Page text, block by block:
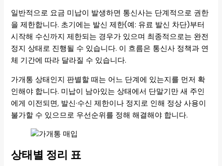
일반적으로 요금 미납이 발생하면 통신사는 단계적으로 권한
을 제한합니다. 초기에는 발신 제한(예: 유료 발신 차단)부터
시작해 수신까지 제한되는 경우가 있으며 최종적으로는 완전
정지 상태로 진행될 수 있습니다. 이 흐름은 통신사 정책과 연
체 기간에 따라 달라질 수 있습니다.
가개통 상태인지 판별할 때는 어느 단계에 있는지를 먼저 확
인해야 합니다. 미납이 남아있는 상태에서 단말기만 새 주인
에게 이전되면, 발신·수신 제한이나 정지로 인해 정상 사용이
불가할 수 있으므로 우선순위를 정해 해결해야 합니다.
상태별 정리 표